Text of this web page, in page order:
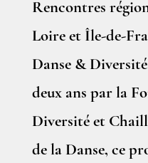
Rencontres
Loire et Île-de-
Danse &
deux ans par la
Diversité et
de la Danse, ce